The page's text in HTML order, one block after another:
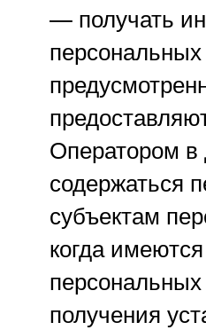
— получать
Оператором
содержаться
субъектам
когда
получения